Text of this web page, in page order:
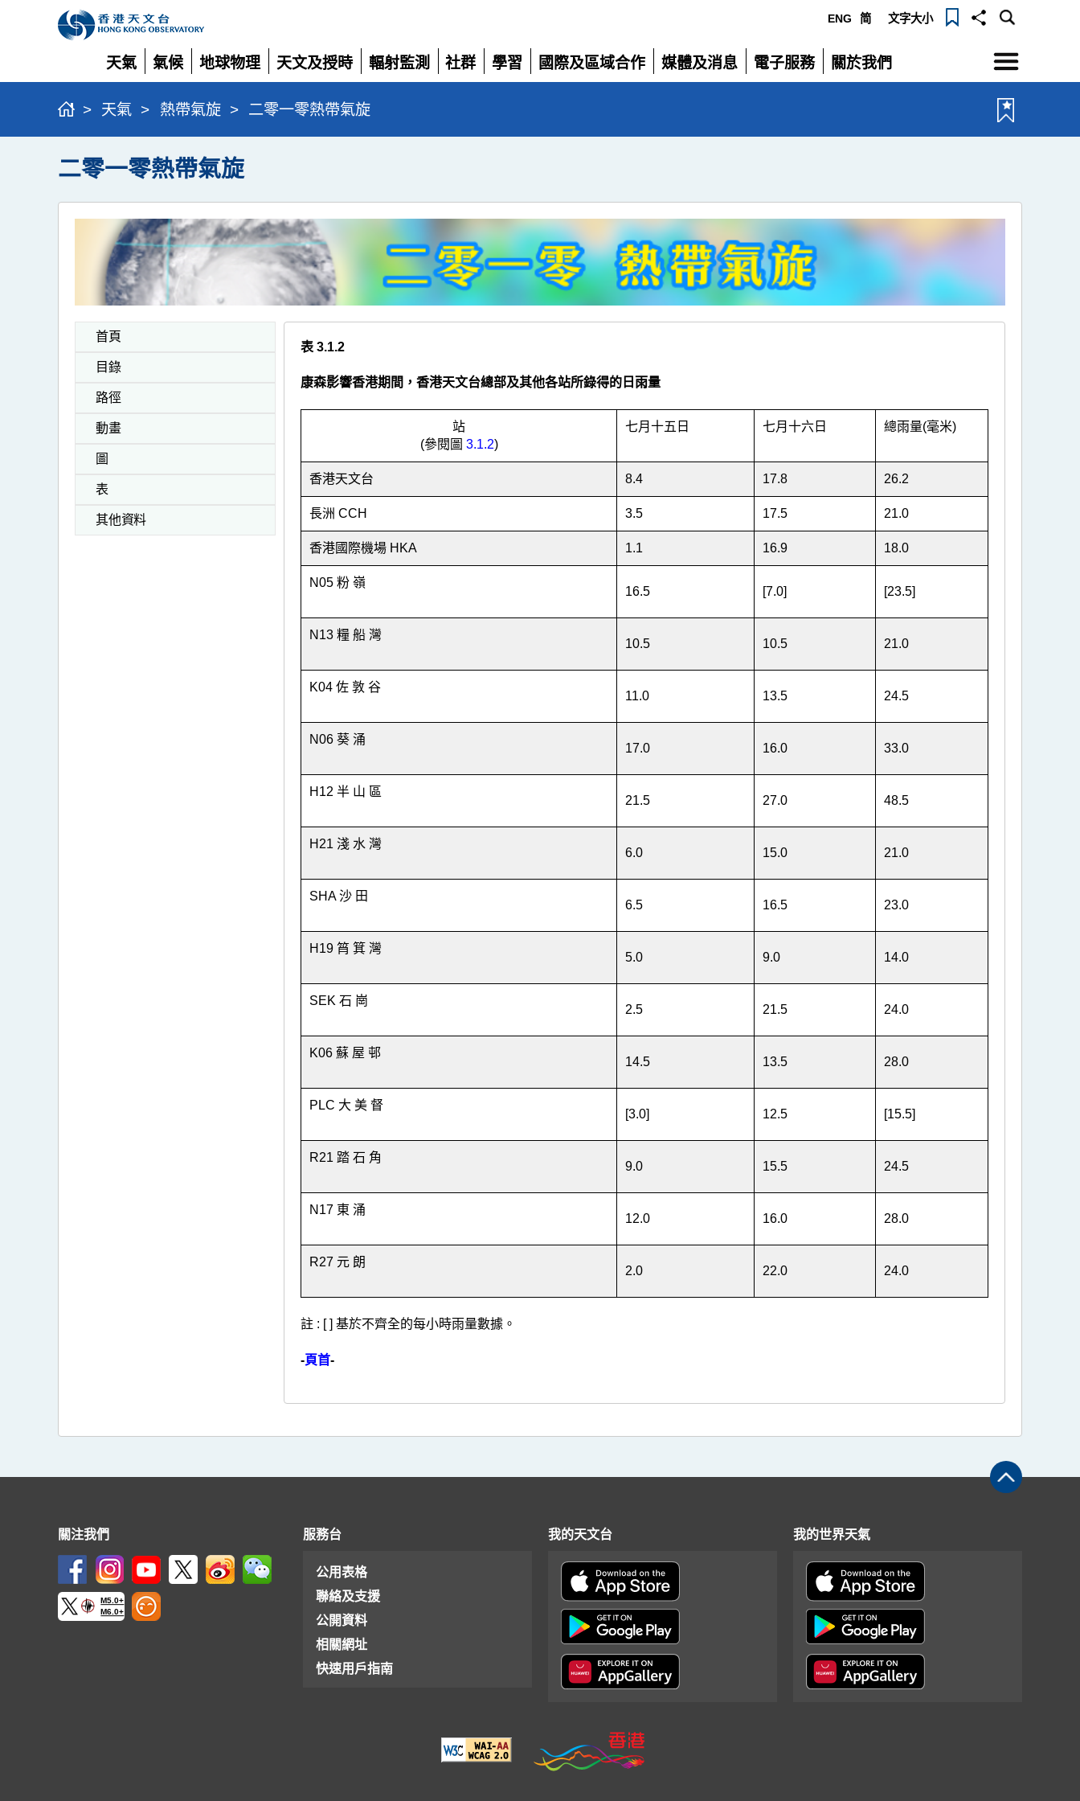
ENG 简 文字大小
天氣
展
開
氣候
展
開
地球物理
展
開
天文及授時
展
開
輻射監測
展
開
社群
展
學習
展
國際及區域合作
展
媒體及消息
展
電子服務
展
關於我們
展
選
單
> 天氣 > 熱帶氣旋 > 二零一零熱帶氣旋
二零一零熱帶氣旋
首頁
目錄
路徑
動畫
圖
表
其他資料
表 3.1.2
康森影響香港期間，香港天文台總部及其他各站所錄得的日雨量
站
(參閱圖 3.1.2)
七月十五日 七月十六日 總雨量(毫米)
香港天文台 8.4 17.8 26.2
長洲 CCH 3.5 17.5 21.0
香港國際機場 HKA 1.1 16.9 18.0
N05 粉 嶺
16.5 [7.0] [23.5]
N13 糧 船 灣
10.5 10.5 21.0
K04 佐 敦 谷
11.0 13.5 24.5
N06 葵 涌
17.0 16.0 33.0
H12 半 山 區
21.5 27.0 48.5
H21 淺 水 灣
6.0 15.0 21.0
SHA 沙 田
6.5 16.5 23.0
H19 筲 箕 灣
5.0 9.0 14.0
SEK 石 崗
2.5 21.5 24.0
K06 蘇 屋 邨
14.5 13.5 28.0
PLC 大 美 督
[3.0] 12.5 [15.5]
R21 踏 石 角
9.0 15.5 24.5
N17 東 涌
12.0 16.0 28.0
R27 元 朗
2.0 22.0 24.0
註 : [ ] 基於不齊全的每小時雨量數據。
-頁首-
關注我們
M5.0+
M6.0+
服務台
公用表格
聯絡及支援
公開資料
相關網址
快速用戶指南
我的天文台 我的世界天氣